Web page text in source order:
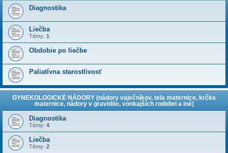
Diagnostika
Liečba
Témy: 1
Obdobie po liečbe
Paliatívna starostlivosť
GYNEKOLOGICKÉ NÁDORY (nádory vaječníkov, tela maternice, krčka
maternice, nádory v gravidite, vonkajších rodidiel a iné)
Diagnostika
Témy: 4
Liečba
Témy: 2